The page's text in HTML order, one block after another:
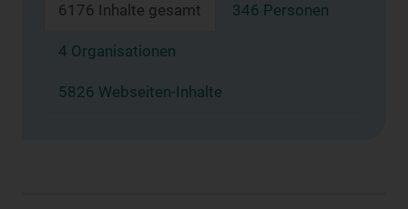
6176 Inhalte gesamt 346 Personen
4 Organisationen
5826 Webseiten-Inhalte